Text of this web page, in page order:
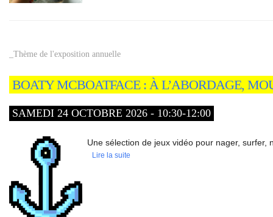
_Thème de l'exposition annuelle
BOATY MCBOATFACE : À L’ABORDAGE,
SAMEDI 24 OCTOBRE 2026 - 10:30-12:00
Une sélection de jeux vidéo pour nager,
Lire la suite